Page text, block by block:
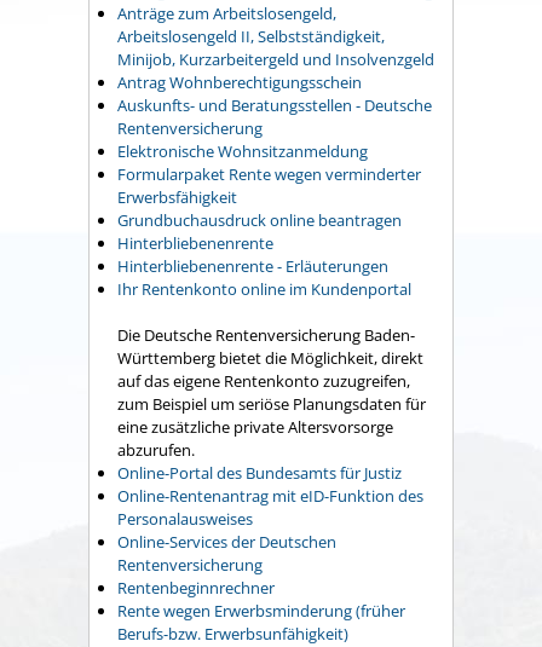
Anträge zum Arbeitslosengeld,
Arbeitslosengeld II, Selbstständigkeit,
Minijob, Kurzarbeitergeld und Insolvenzgeld
Antrag Wohnberechtigungsschein
Auskunfts- und Beratungsstellen - Deutsche
Rentenversicherung
Elektronische Wohnsitzanmeldung
Formularpaket Rente wegen verminderter
Erwerbsfähigkeit
Grundbuchausdruck online beantragen
Hinterbliebenenrente
Hinterbliebenenrente - Erläuterungen
Ihr Rentenkonto online im Kundenportal
Die Deutsche Rentenversicherung Baden-
Württemberg bietet die Möglichkeit, direkt
auf das eigene Rentenkonto zuzugreifen,
zum Beispiel um seriöse Planungsdaten für
eine zusätzliche private Altersvorsorge
abzurufen.
Online-Portal des Bundesamts für Justiz
Online-Rentenantrag mit eID-Funktion des
Personalausweises
Online-Services der Deutschen
Rentenversicherung
Rentenbeginnrechner
Rente wegen Erwerbsminderung (früher
Berufs-bzw. Erwerbsunfähigkeit)